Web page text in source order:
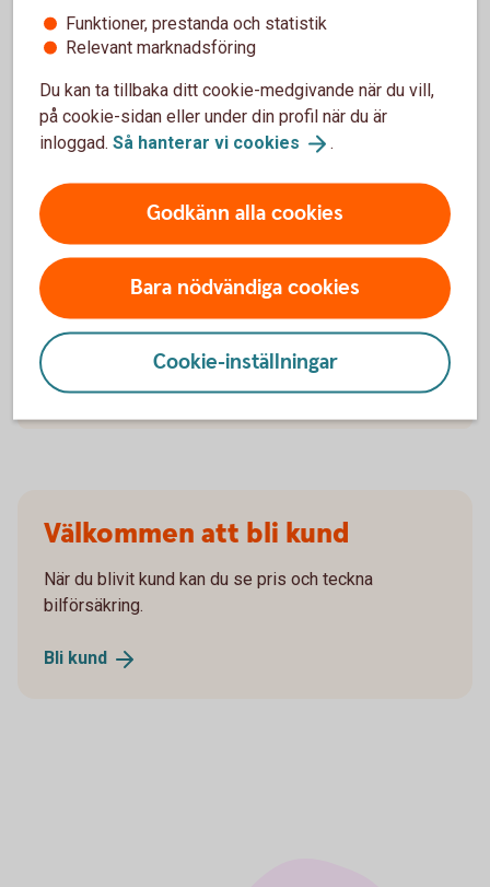
Trafik, hel och halv – vad är det för skillnad på
försäkringarna?
När slutar den tidigare ägarens försäkring att
gälla?
Om man övningskör och olyckan är framme,
täcker bilförsäkringen då?
Gäller bilförsäkringen utanför Sverige?
Välkommen att bli kund
När du blivit kund kan du se pris och teckna
bilförsäkring.
Bli kund
Funktioner, prestanda och statistik
Relevant marknadsföring
Du kan ta tillbaka ditt cookie-medgivande när du vill,
på cookie-sidan eller under din profil när du är
inloggad. Så hanterar vi cookies .
Godkänn alla cookies
Bara nödvändiga cookies
Cookie-inställningar